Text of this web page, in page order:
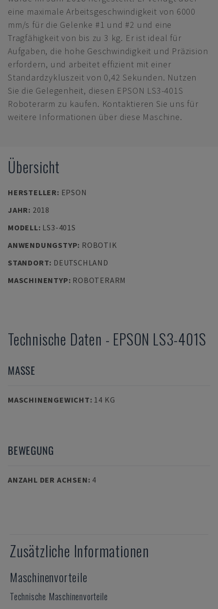
eine maximale Arbeitsgeschwindigkeit von 6000
mm/s für die Gelenke #1 und #2 und eine
Tragfähigkeit von bis zu 3 kg. Er ist ideal für
Aufgaben, die hohe Geschwindigkeit und Präzision
erfordern, und arbeitet effizient mit einer
Standardzykluszeit von 0,42 Sekunden. Nutzen
Sie die Gelegenheit, diesen EPSON LS3-401S
Roboterarm zu kaufen. Kontaktieren Sie uns für
weitere Informationen über diese Maschine.
Übersicht
HERSTELLER: EPSON
JAHR: 2018
MODELL: LS3-401S
ANWENDUNGSTYP: ROBOTIK
STANDORT: DEUTSCHLAND
MASCHINENTYP: ROBOTERARM
Technische Daten - EPSON LS3-401S
MASSE
MASCHINENGEWICHT: 14 KG
BEWEGUNG
ANZAHL DER ACHSEN: 4
Zusätzliche Informationen
Maschinenvorteile
Technische Maschinenvorteile